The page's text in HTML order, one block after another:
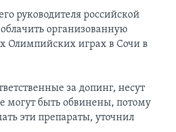
руководителя российской
организованную
Олимпийских играх в Сочи в
за допинг, несут
могут быть обвинены, потому
эти препараты, уточнил